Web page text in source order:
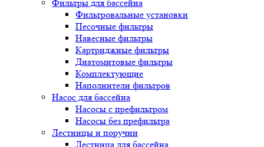
Фильтры для бассейна
Фильтровальные установки
Песочные фильтры
Навесные фильтры
Картриджные фильтры
Диатомитовые фильтры
Комплектующие
Наполнители фильтров
Насос для бассейна
Насосы с префильтром
Насосы без префильтра
Лестницы и поручни
Лестница для бассейна